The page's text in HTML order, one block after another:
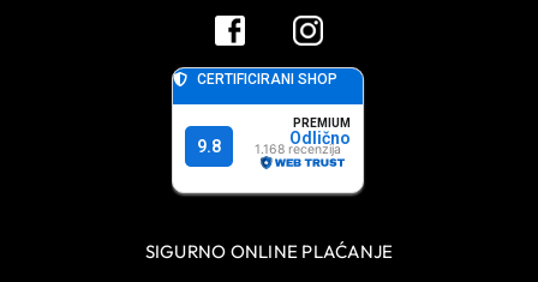
SIGURNO ONLINE PLAĆANJE